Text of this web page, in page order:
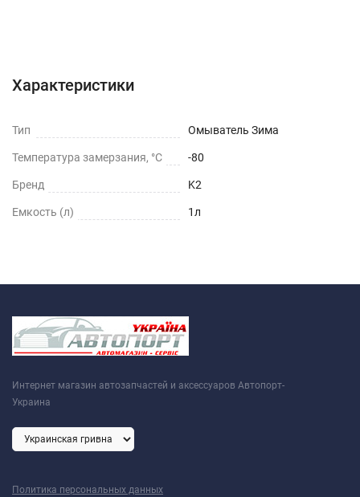
Характеристики
Тип Омыватель Зима
Температура замерзания, °C -80
Бренд K2
Емкость (л) 1л
Интернет магазин автозапчастей и аксессуаров Автопорт-
Украина
Политика персональных данных